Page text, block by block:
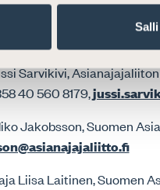
Sarvikivi,
40 560 8179,
Jakobsson, Suomen
Liisa Laitinen, Suomen